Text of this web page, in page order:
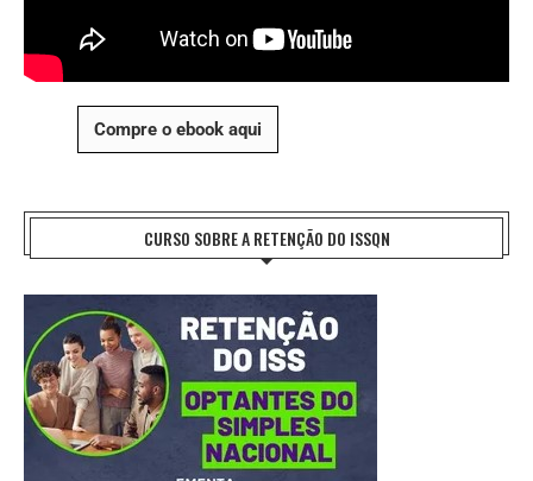
Compre o ebook aqui
CURSO SOBRE A RETENÇÃO DO ISSQN